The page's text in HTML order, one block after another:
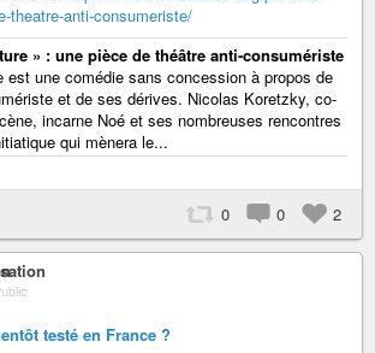
theatre-anti-consumeriste/
» : une pièce de théâtre anti-consumériste
est une comédie sans concession à propos de
et de ses dérives. Nicolas Koretzky, co-
incarne Noé et ses nombreuses rencontres
qui mènera le...
0 0 2
testé en France ?